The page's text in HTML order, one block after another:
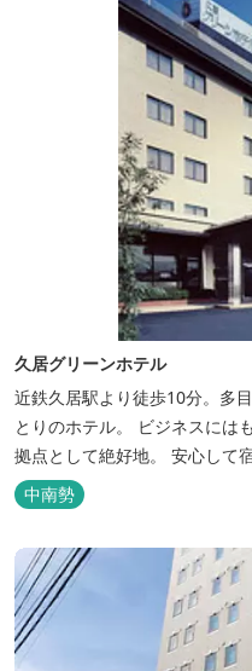
久居グリーンホテル
近鉄久居駅より徒歩10分。多
とりのホテル。 ビジネスには
拠点として絶好地。 安心して
スも行き届いています。一志
中南勢